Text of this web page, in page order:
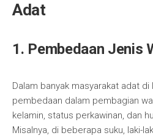
Adat
1. Pembedaan Jenis
Dalam banyak masyarakat adat
pembedaan dalam pembagian
kelamin, status perkawinan, dan
Misalnya, di beberapa suku, laki-